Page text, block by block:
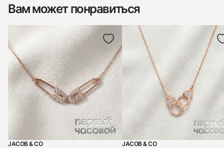
Вам может понравиться
JACOB & CO
JACOB & CO